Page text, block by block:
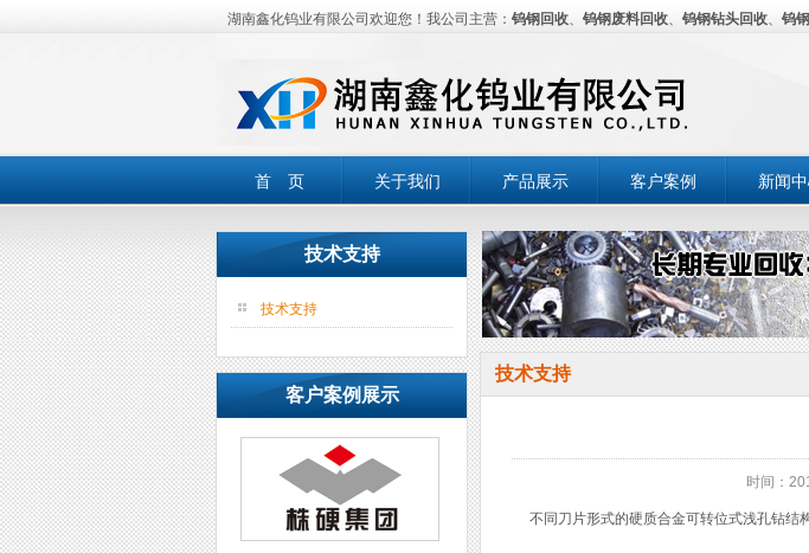
湖南鑫化钨业有限公司欢迎您！我公司主营： 钨钢回收、 钨钢废料回收、 钨钢钻头回收、 钨
首 页 关于我们 产品展示 客户案例 新闻
技术支持
技术支持
客户案例展示
技术支持
时间：
不同刀片形式的硬质合金可转位式浅孔钻结